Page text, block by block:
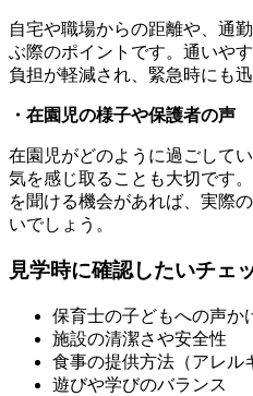
自宅や職場からの距離や、通
ぶ際のポイントです。通いや
負担が軽減され、緊急時にも
・在園児の様子や保護者の声
在園児がどのように過ごして
気を感じ取ることも大切です
を聞ける機会があれば、実際
いでしょう。
見学時に確認したいチェ
保育士の子どもへの声か
施設の清潔さや安全性
食事の提供方法（アレル
遊びや学びのバランス